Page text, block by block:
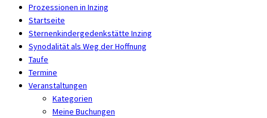
Prozessionen in Inzing
Startseite
Sternenkindergedenkstätte Inzing
Synodalität als Weg der Hoffnung
Taufe
Termine
Veranstaltungen
Kategorien
Meine Buchungen